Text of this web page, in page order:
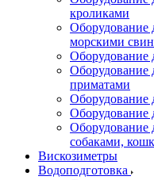
кроликами
Оборудование
морскими
Оборудование
Оборудование
приматами
Оборудование
Оборудование
Оборудование
собаками,
Вискозиметры
Водоподготовка